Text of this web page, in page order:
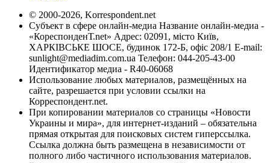
© 2000-2026, Korrespondent.net
Субъект в сфере онлайн-медиа Название онлайн-медиа -
«КореспонденТ.net» Адрес: 02091, місто Київ,
ХАРКІВСЬКЕ ШОСЕ, будинок 172-Б, офіс 208/1 E-mail:
sunlight@mediadim.com.ua Телефон: 044-205-43-00
Идентификатор медиа - R40-06068
Использование любых материалов, размещённых на
сайте, разрешается при условии ссылки на
Корреспондент.net.
При копировании материалов со страницы «Новости
Украины и мира», для интернет-изданий – обязательна
прямая открытая для поисковых систем гиперссылка.
Ссылка должна быть размещена в независимости от
полного либо частичного использования материалов.